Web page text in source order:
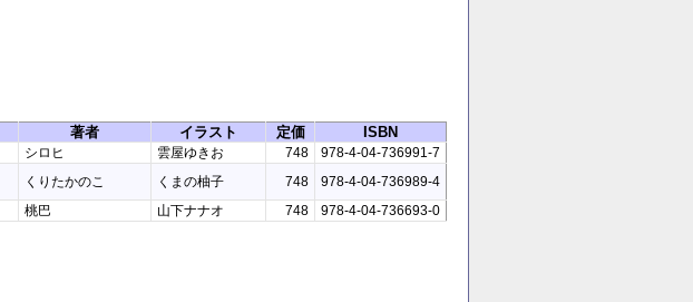
著者 イラスト 定価 ISBN
シロヒ 雲屋ゆきお 748
978-4-04-736991-7
くりたかのこ くまの柚子 748
978-4-04-736989-4
桃巴 山下ナナオ 748 978-4-04-736693-0